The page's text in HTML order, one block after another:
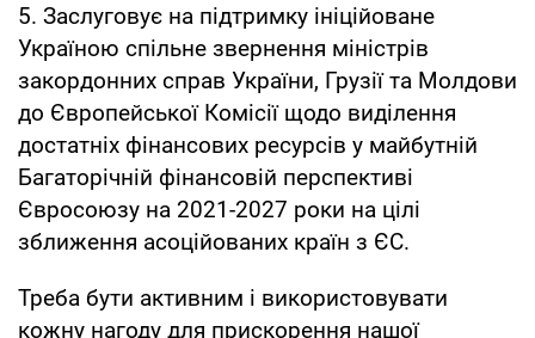
5. Заслуговує на підтримку ініційоване
Україною спільне звернення міністрів
закордонних справ України, Грузії та Молдови
до Європейської Комісії щодо виділення
достатніх фінансових ресурсів у майбутній
Багаторічній фінансовій перспективі
Євросоюзу на 2021-2027 роки на цілі
зближення асоційованих країн з ЄС.
Треба бути активним і використовувати
кожну нагоду для прискорення нашої